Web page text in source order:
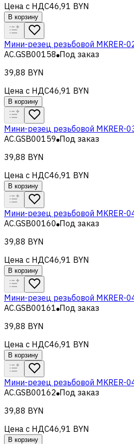
Цена с НДС46,91 BYN
В корзину
Мини-резец резьбовой MKRER-
AC.GSB00158 Под заказ
39,88 BYN
Цена с НДС46,91 BYN
В корзину
Мини-резец резьбовой MKRER-
AC.GSB00159 Под заказ
39,88 BYN
Цена с НДС46,91 BYN
В корзину
Мини-резец резьбовой MKRER-
AC.GSB00160 Под заказ
39,88 BYN
Цена с НДС46,91 BYN
В корзину
Мини-резец резьбовой MKRER-
AC.GSB00161 Под заказ
39,88 BYN
Цена с НДС46,91 BYN
В корзину
Мини-резец резьбовой MKRER-
AC.GSB00162 Под заказ
39,88 BYN
Цена с НДС46,91 BYN
В корзину